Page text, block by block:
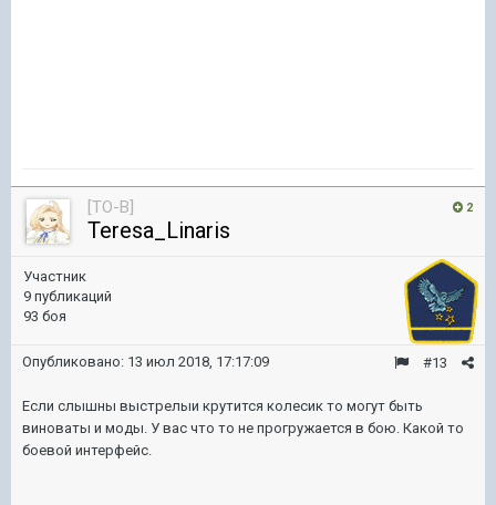
2
[TO-B]
Teresa_Linaris
Участник
9 публикаций
93 боя
#13
Опубликовано: 13 июл 2018, 17:17:09
Если слышны выстрелыи крутится колесик то могут быть
виноваты и моды. У вас что то не прогружается в бою. Какой то
боевой интерфейс.